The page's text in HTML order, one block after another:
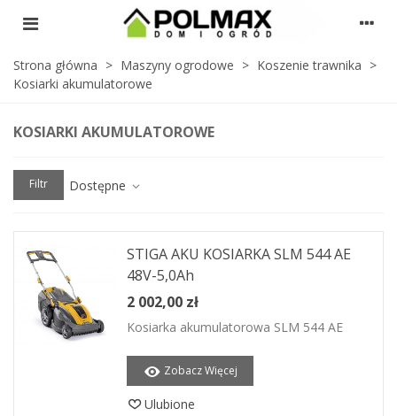
Strona główna > Maszyny ogrodowe > Koszenie trawnika >
Kosiarki akumulatorowe
KOSIARKI AKUMULATOROWE
Filtr Dostępne
STIGA AKU KOSIARKA SLM 544 AE
48V-5,0Ah
2 002,00 zł
Kosiarka akumulatorowa SLM 544 AE
Zobacz Więcej
Ulubione